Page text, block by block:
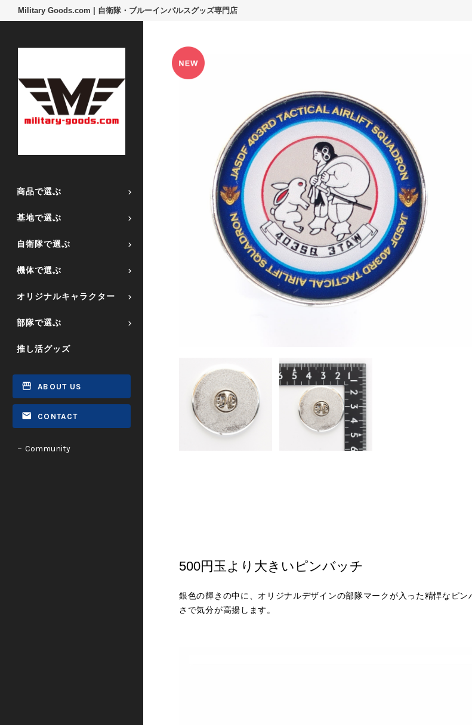
Military Goods.com | 自衛隊・ブルーインパルスグッズ専門店
商品で選ぶ
基地で選ぶ
自衛隊で選ぶ
機体で選ぶ
オリジナルキャラクター
部隊で選ぶ
推し活グッズ
ABOUT US
CONTACT
Community
500円玉より大きいピンバッチ
銀色の輝きの中に、オリジナルデザインの部隊マークが入った精悍なピ
さで気分が高揚します。